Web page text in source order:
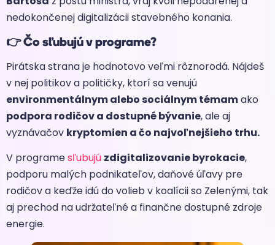
nedokončenej digitalizácii stavebného konania.
👉Čo sľubujú v programe?
Pirátska strana je hodnotovo veľmi rôznorodá. Nájdeš
v nej politikov a političky, ktorí sa venujú
environmentálnym alebo sociálnym témamako
podpora rodičov a dostupné bývanie, ale aj
vyznávačov kryptomien a čo najvoľnejšieho trhu.
V programesľubujú zdigitalizovanie byrokacie,
podporu malých podnikateľov, daňové úľavy pre
rodičov a keďže idú do volieb v koalícii so Zelenými, tak
aj prechod na udržateľné a finančne dostupné zdroje
energie.